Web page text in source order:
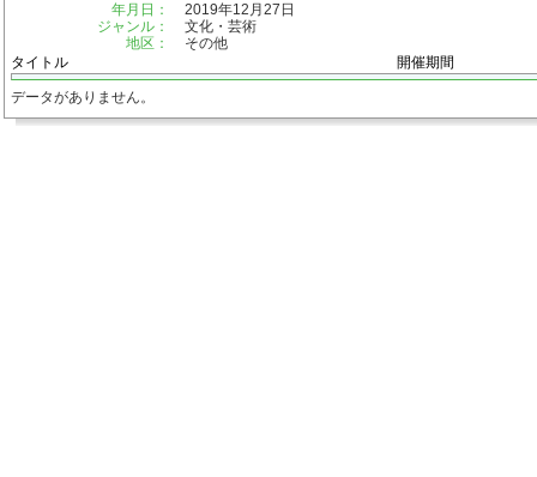
年月日：
2019年12月27日
ジャンル：
文化・芸術
地区：
その他
タイトル
開催期間
データがありません。